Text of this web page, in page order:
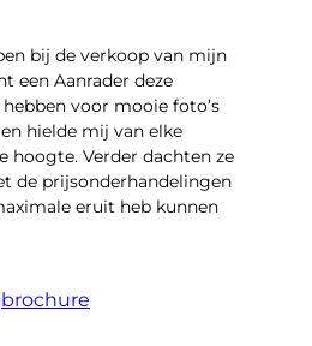
bij de verkoop van mijn
een Aanrader deze
voor mooie foto’s
hielde mij van elke
hoogte. Verder dachten ze
de prijsonderhandelingen
eruit heb kunnen